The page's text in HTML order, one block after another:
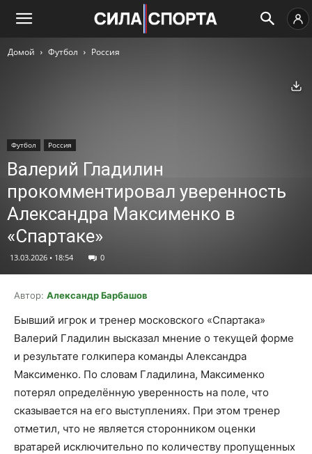
Домой Футбол Россия
Футбол Россия
Валерий Гладилин
прокомментировал уверенность
Александра Максименко в
«Спартаке»
13.03.2026 • 18:54 0
Автор: Александр Барбашов
Бывший игрок и тренер московского «Спартака»
Валерий Гладилин высказал мнение о текущей форме
и результате голкипера команды Александра
Максименко. По словам Гладилина, Максименко
потерял определённую уверенность на поле, что
сказывается на его выступлениях. При этом тренер
отметил, что не является сторонником оценки
вратарей исключительно по количеству пропущенных